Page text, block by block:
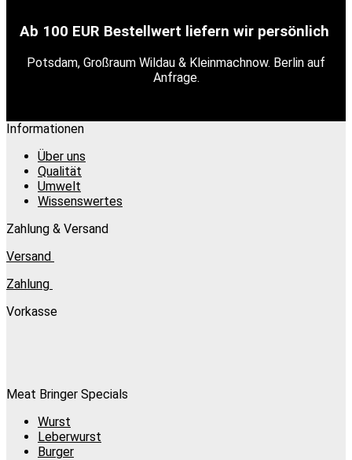
Ab 100 EUR Bestellwert liefern wir persönlich
Potsdam, Großraum Wildau & Kleinmachnow. Berlin auf
Anfrage.
Informationen
Über uns
Qualität
Umwelt
Wissenswertes
Zahlung & Versand
Versand
Zahlung
Vorkasse
Meat Bringer Specials
Wurst
Leberwurst
Burger